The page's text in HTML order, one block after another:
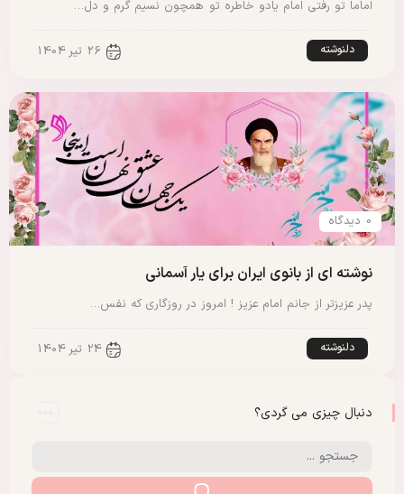
اماما تو رفتی امام یادو خاطره تو همچون نسیم گرم و دل…
دلنوشته 26 تیر 1404
0 دیدگاه
نوشته ای از بانوی ایران برای یار آسمانی
پدر عزیزتر از جانم امام عزیز ! امروز در روزگاری که نفس…
دلنوشته 24 تیر 1404
دنبال چیزی می گردی؟